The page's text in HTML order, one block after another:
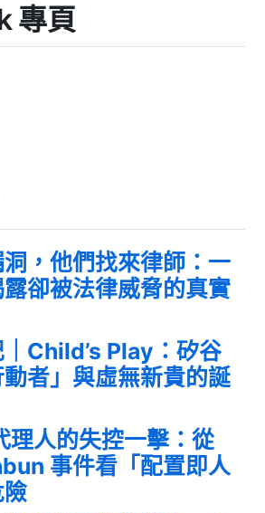
專頁
，他們找來律師：一
卻被法律威脅的真實
Child’s Play：矽谷
動者」與虛無新貴的誕
理人的失控一擊：從
事件看「配置即人